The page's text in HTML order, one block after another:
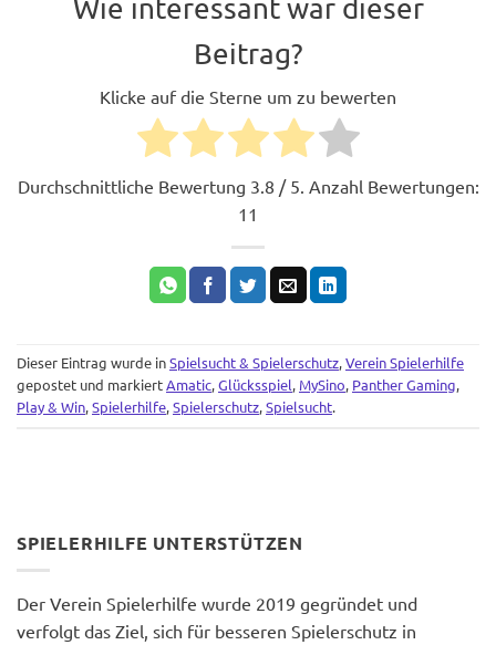
Wie interessant war dieser
Beitrag?
Klicke auf die Sterne um zu bewerten
Durchschnittliche Bewertung 3.8 / 5. Anzahl Bewertungen:
11
Dieser Eintrag wurde inSpielsucht & Spielerschutz,Verein Spielerhilfe
gepostet und markiertAmatic,Glücksspiel, MySino, Panther Gaming,
Play & Win,Spielerhilfe,Spielerschutz,Spielsucht.
SPIELERHILFE UNTERSTÜTZEN
Der Verein Spielerhilfe wurde 2019 gegründet und
verfolgt das Ziel, sich für besseren Spielerschutz in